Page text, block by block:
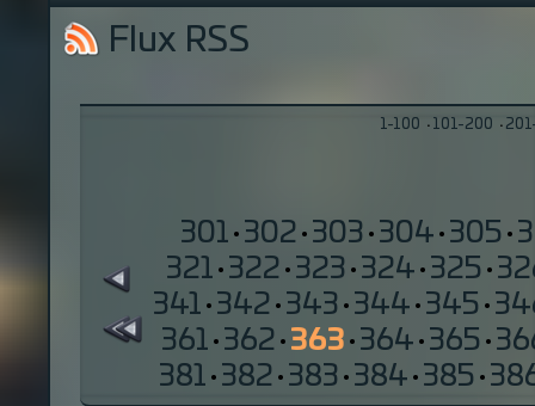
Flux RSS
1-100 · 101-200 ·
301 · 302 · 303 · 304 · 305 ·
321 · 322 · 323 · 324 · 325 ·
341 · 342 · 343 · 344 · 345 ·
361 · 362 · 363 · 364 · 365 ·
381 · 382 · 383 · 384 · 385 ·